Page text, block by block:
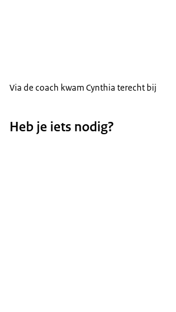
Via de coach kwam Cynthia terecht bij
Heb je iets nodig?